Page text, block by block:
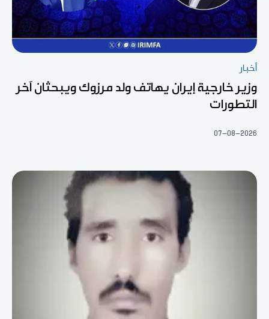
أخبار
وزير خارجية إيران يهاتف ولد مرزوك ويبحثان آخر
التطورات
07-08-2026